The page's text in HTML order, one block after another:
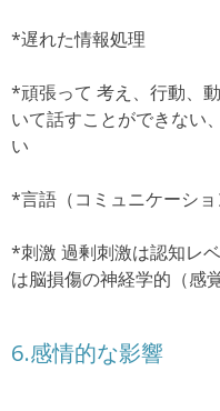
*遅れた情報処理
*頑張って 考え、行動、
いて話すことができない
い
*言語（コミュニケーショ
*刺激 過剰刺激は認知レ
は脳損傷の神経学的（感
6.感情的な影響